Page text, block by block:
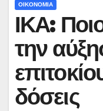
ΟΙΚΟΝΟΜΙΑ
ΙΚΑ:
την
δόσεις